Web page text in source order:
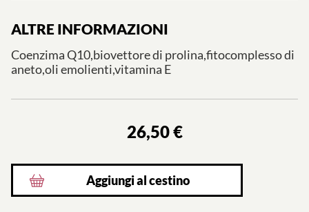
ALTRE INFORMAZIONI
Coenzima Q10,biovettore di prolina,fitocomplesso di
aneto,oli emolienti,vitamina E
26,50 €
Aggiungi al cestino